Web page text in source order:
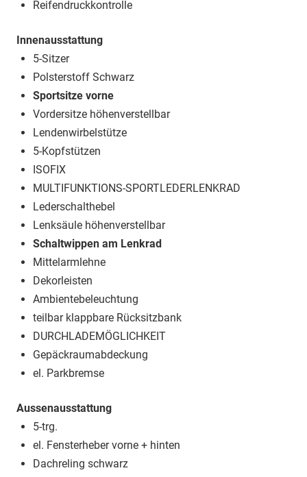
Reifendruckkontrolle
Innenausstattung
5-Sitzer
Polsterstoff Schwarz
Sportsitze vorne
Vordersitze höhenverstellbar
Lendenwirbelstütze
5-Kopfstützen
ISOFIX
MULTIFUNKTIONS-SPORTLEDERLENKRAD
Lederschalthebel
Lenksäule höhenverstellbar
Schaltwippen am Lenkrad
Mittelarmlehne
Dekorleisten
Ambientebeleuchtung
teilbar klappbare Rücksitzbank
DURCHLADEMÖGLICHKEIT
Gepäckraumabdeckung
el. Parkbremse
Aussenausstattung
5-trg.
el. Fensterheber vorne + hinten
Dachreling schwarz